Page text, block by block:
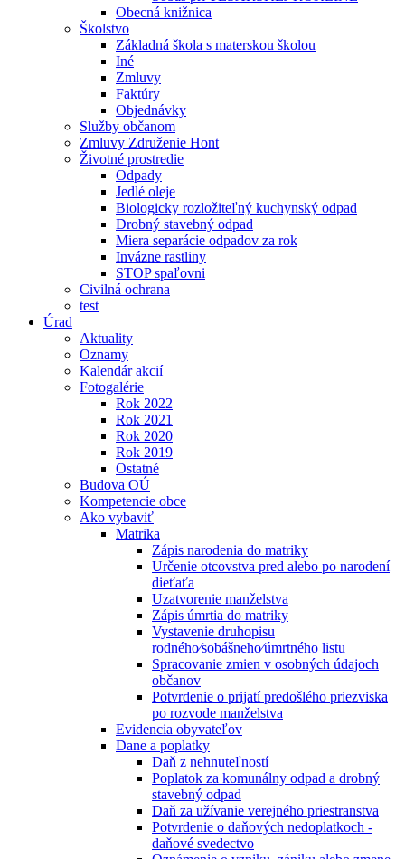
Obecná knižnica
Školstvo
Základná škola s materskou školou
Iné
Zmluvy
Faktúry
Objednávky
Služby občanom
Zmluvy Združenie Hont
Životné prostredie
Odpady
Jedlé oleje
Biologicky rozložiteľný kuchynský odpad
Drobný stavebný odpad
Miera separácie odpadov za rok
Invázne rastliny
STOP spaľovni
Civilná ochrana
test
Úrad
Aktuality
Oznamy
Kalendár akcií
Fotogalérie
Rok 2022
Rok 2021
Rok 2020
Rok 2019
Ostatné
Budova OÚ
Kompetencie obce
Ako vybaviť
Matrika
Zápis narodenia do matriky
Určenie otcovstva pred alebo po narodení
dieťaťa
Uzatvorenie manželstva
Zápis úmrtia do matriky
Vystavenie druhopisu
rodného⁄sobášneho⁄úmrtného listu
Spracovanie zmien v osobných údajoch
občanov
Potvrdenie o prijatí predošlého priezviska
po rozvode manželstva
Evidencia obyvateľov
Dane a poplatky
Daň z nehnuteľností
Poplatok za komunálny odpad a drobný
stavebný odpad
Daň za užívanie verejného priestranstva
Potvrdenie o daňových nedoplatkoch -
daňové svedectvo